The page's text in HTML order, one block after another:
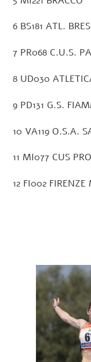
6 BS181 ATL.
7 PR068 C.U.S.
8 UD030
9 PD131 G.S.
10 VA119 O.S.A.
11 MI077 CUS
12 FI002